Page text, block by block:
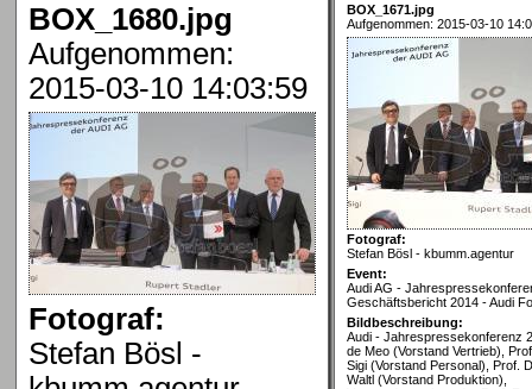
BOX_1680.jpg
Aufgenommen:
2015-03-10 14:03:59
Fotograf:
Stefan Bösl -
BOX_1671.jpg
Aufgenommen: 2015-03-10
Fotograf:
Stefan Bösl - kbumm.agentur
Event:
Audi AG -
Geschäftsbericht 2014 - Audi
Bildbeschreibung:
Audi - Jahrespressekonferenz
de Meo (Vorstand Vertrieb),
Sigi (Vorstand Personal), Prof.
Waltl (Vorstand Produktion),